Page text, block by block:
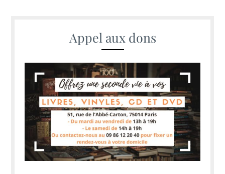
Appel aux dons